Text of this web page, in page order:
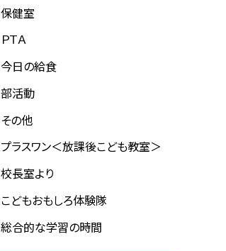
保健室
ＰＴＡ
今日の給食
部活動
その他
プラスワン＜放課後こども教室＞
校長室より
こどもおもしろ体験隊
総合的な学習の時間